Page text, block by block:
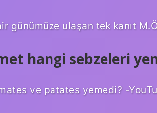
ulaşan tek kanıt
hangi sebzeleri
ve patates yemedi? -